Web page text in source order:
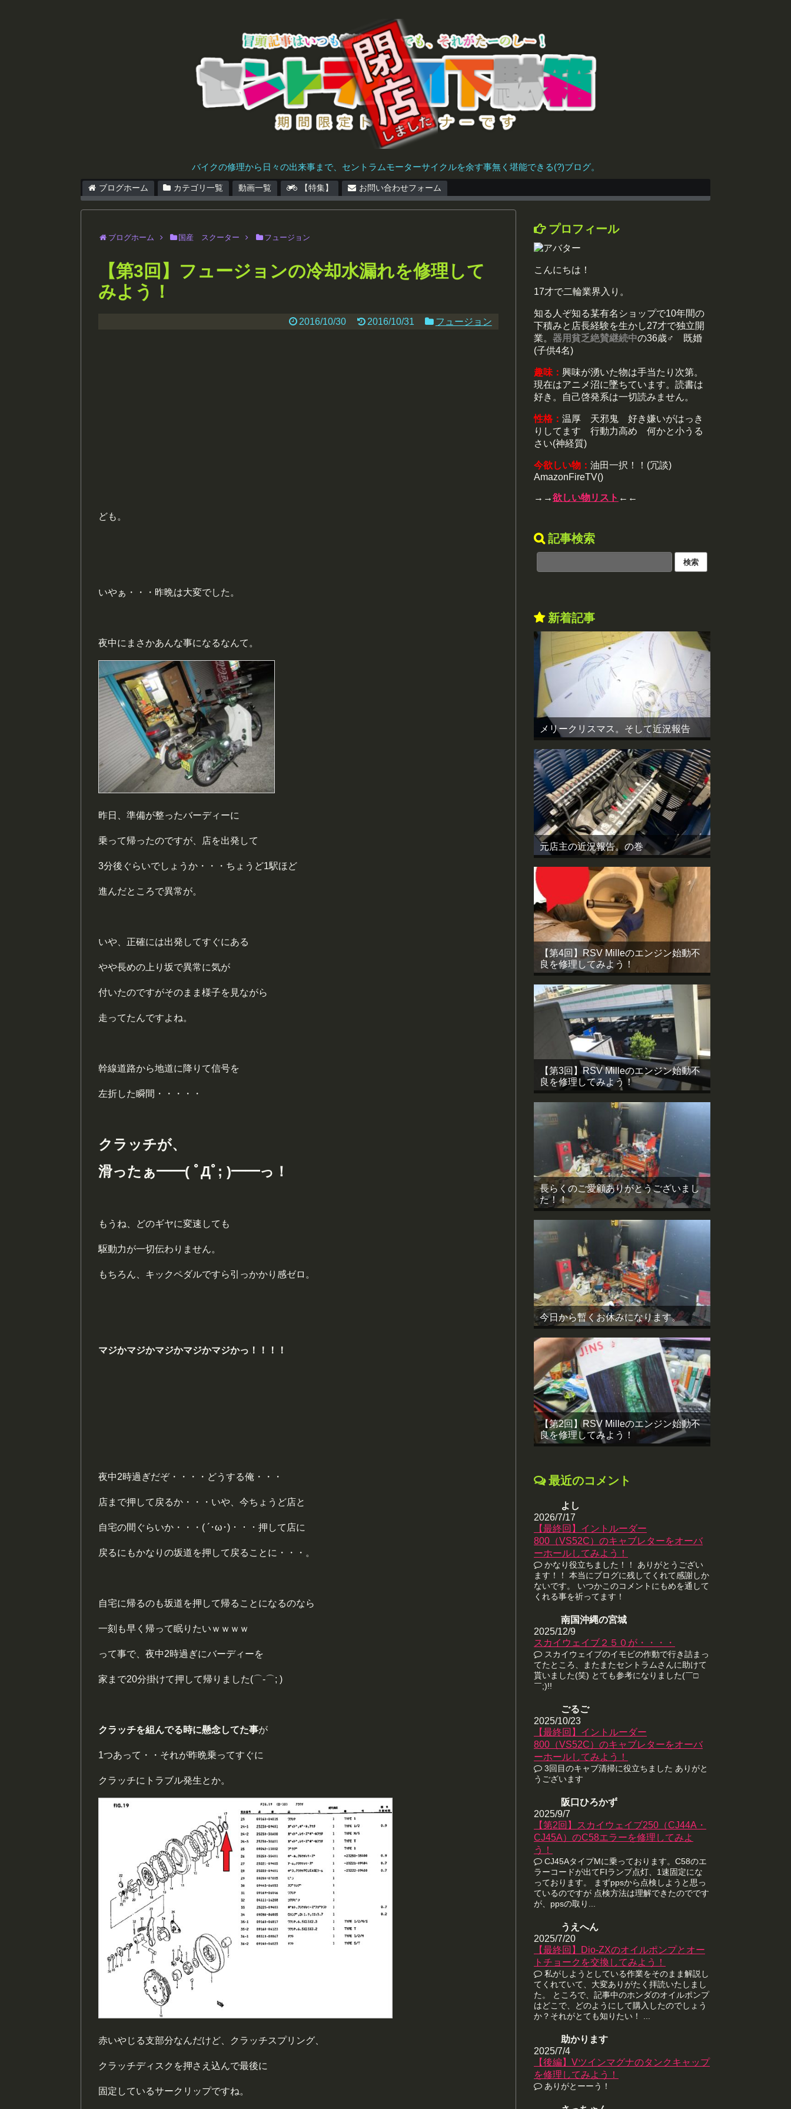
バイクの修理から日々の出来事まで、セントラムモーターサイクルを余す事無く堪能できる(?)ブログ。
ブログホーム カテゴリ一覧 動画一覧 【特集】 お問い合わせフォーム
ブログホーム 国産 スクーター フュージョン
【第3回】フュージョンの冷却水漏れを修理して
みよう！
2016/10/30 2016/10/31 フュージョン
ども。
いやぁ・・・昨晩は大変でした。
夜中にまさかあんな事になるなんて。
昨日、準備が整ったバーディーに
乗って帰ったのですが、店を出発して
3分後ぐらいでしょうか・・・ちょうど1駅ほど
進んだところで異常が。
いや、正確には出発してすぐにある
やや長めの上り坂で異常に気が
付いたのですがそのまま様子を見ながら
走ってたんですよね。
幹線道路から地道に降りて信号を
左折した瞬間・・・・・
クラッチが、
滑ったぁ━━( ﾟДﾟ; )━━っ！
もうね、どのギヤに変速しても
駆動力が一切伝わりません。
もちろん、キックペダルですら引っかかり感ゼロ。
マジかマジかマジかマジかマジかっ！！！！
夜中2時過ぎだぞ・・・・どうする俺・・・
店まで押して戻るか・・・いや、今ちょうど店と
自宅の間ぐらいか・・・( ´･ω･)・・・押して店に
戻るにもかなりの坂道を押して戻ることに・・・。
自宅に帰るのも坂道を押して帰ることになるのなら
一刻も早く帰って眠りたいｗｗｗｗ
って事で、夜中2時過ぎにバーディーを
家まで20分掛けて押して帰りました(⌒-⌒; )
クラッチを組んでる時に懸念してた事が
1つあって・・それが昨晩乗ってすぐに
クラッチにトラブル発生とか。
赤いやじる支部分なんだけど、クラッチスプリング、
クラッチディスクを押さえ込んで最後に
固定しているサークリップですね。
プロフィール
こんにちは！
17才で二輪業界入り。
知る人ぞ知る某有名ショップで10年間の
下積みと店長経験を生かし27才で独立開
業。 器用貧乏絶賛継続中の36歳♂ 既婚
(子供4名)
趣味： 興味が湧いた物は手当たり次第。
現在はアニメ沼に墜ちています。読書は
好き。自己啓発系は一切読みません。
性格： 温厚 天邪鬼 好き嫌いがはっき
りしてます 行動力高め 何かと小うる
さい(神経質)
今欲しい物： 油田一択！！(冗談)
AmazonFireTV()
→→欲しい物リスト ←←
記事検索
新着記事
メリークリスマス。そして近況報告
元店主の近況報告。の巻
【第4回】RSV Milleのエンジン始動不
良を修理してみよう！
【第3回】RSV Milleのエンジン始動不
良を修理してみよう！
長らくのご愛顧ありがとうございまし
た！！
今日から暫くお休みになります。
【第2回】RSV Milleのエンジン始動不
良を修理してみよう！
最近のコメント
よし
2026/7/17
【最終回】イントルーダー
800（VS52C）のキャブレターをオーバ
ーホールしてみよう！
かなり役立ちました！！ ありがとうござい
ます！！ 本当にブログに残してくれて感謝しか
ないです。 いつかこのコメントにもめを通して
くれる事を祈ってます！
南国沖縄の宮城
2025/12/9
スカイウェイブ２５０が・・・・
スカイウェイブのイモビの作動で行き詰まっ
てたところ、またまたセントラムさんに助けて
貰いました(笑) とても参考になりました(￣□
￣;)!!
ごるご
2025/10/23
【最終回】イントルーダー
800（VS52C）のキャブレターをオーバ
ーホールしてみよう！
3回目のキャブ清掃に役立ちました ありがと
うございます
阪口ひろかず
2025/9/7
【第2回】スカイウェイブ250（CJ44A・
CJ45A）のC58エラーを修理してみよ
う！
CJ45AタイプMに乗っております。C58のエ
ラーコードが出てFIランプ点灯、1速固定にな
っております。 まずppsから点検しようと思っ
ているのですが 点検方法は理解できたのでです
が、ppsの取り...
うえへん
2025/7/20
【最終回】Dio-ZXのオイルポンプとオー
トチョークを交換してみよう！
私がしようとしている作業をそのまま解説し
てくれていて、大変ありがたく拝読いたしまし
た。 ところで、記事中のホンダのオイルポンプ
はどこで、どのようにして購入したのでしょう
か？それがとても知りたい！ ...
助かります
2025/7/4
【後編】Vツインマグナのタンクキャップ
を修理してみよう！
ありがとーーう！